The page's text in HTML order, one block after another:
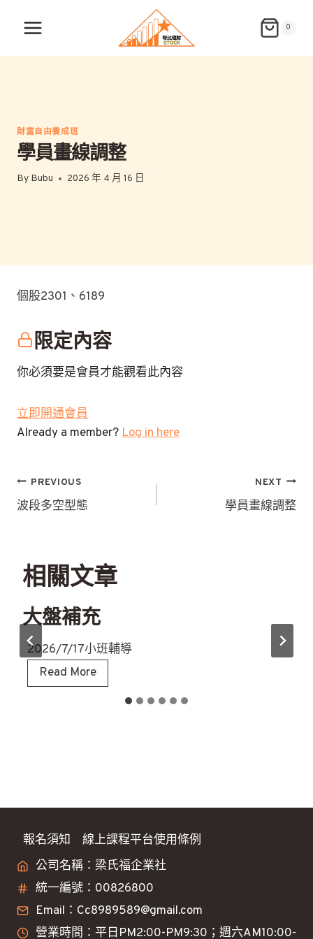
0
財富自由養成班
學員畫線調整
By Bubu 2026 年 4 月 16 日
個股2301、6189
限定內容
你必須要是會員才能觀看此內容
立即開通會員
Already a member?Log in here
文
章
覽
PREVIOUS
波段多空型態
NEXT
學員畫線調整
相關文章
大盤補充
2026/7/17小班輔導
Read More大
盤
報名須知
線上課程平台使用條例
公司名稱：梁氏福企業社
統一編號：00826800
Email：Cc8989589@gmail.com
營業時間：平日PM2:00-PM9:30；週六AM10:00-